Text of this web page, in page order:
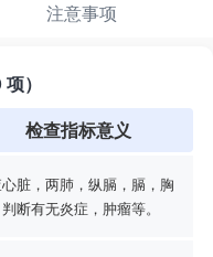
注意事项
）
检查指标意义
脏，两肺，纵膈，膈，胸
断有无炎症，肿瘤等。